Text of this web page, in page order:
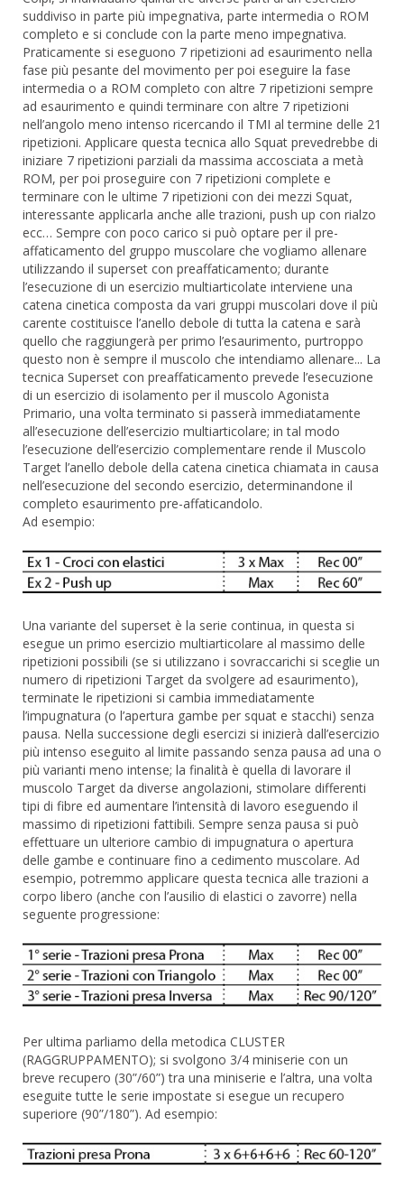
suddiviso in parte più impegnativa, parte intermedia o ROM
completo e si conclude con la parte meno impegnativa.
Praticamente si eseguono 7 ripetizioni ad esaurimento nella
fase più pesante del movimento per poi eseguire la fase
intermedia o a ROM completo con altre 7 ripetizioni sempre
ad esaurimento e quindi terminare con altre 7 ripetizioni
nell’angolo meno intenso ricercando il TMI al termine delle 21
ripetizioni. Applicare questa tecnica allo Squat prevedrebbe di
iniziare 7 ripetizioni parziali da massima accosciata a metà
ROM, per poi proseguire con 7 ripetizioni complete e
terminare con le ultime 7 ripetizioni con dei mezzi Squat,
interessante applicarla anche alle trazioni, push up con rialzo
ecc… Sempre con poco carico si può optare per il pre-
affaticamento del gruppo muscolare che vogliamo allenare
utilizzando il superset con preaffaticamento; durante
l’esecuzione di un esercizio multiarticolate interviene una
catena cinetica composta da vari gruppi muscolari dove il più
carente costituisce l’anello debole di tutta la catena e sarà
quello che raggiungerà per primo l’esaurimento, purtroppo
questo non è sempre il muscolo che intendiamo allenare... La
tecnica Superset con preaffaticamento prevede l’esecuzione
di un esercizio di isolamento per il muscolo Agonista
Primario, una volta terminato si passerà immediatamente
all’esecuzione dell’esercizio multiarticolare; in tal modo
l’esecuzione dell’esercizio complementare rende il Muscolo
Target l’anello debole della catena cinetica chiamata in causa
nell’esecuzione del secondo esercizio, determinandone il
completo esaurimento pre-affaticandolo.
Ad esempio:
Una variante del superset è la serie continua, in questa si
esegue un primo esercizio multiarticolare al massimo delle
ripetizioni possibili (se si utilizzano i sovraccarichi si sceglie un
numero di ripetizioni Target da svolgere ad esaurimento),
terminate le ripetizioni si cambia immediatamente
l’impugnatura (o l’apertura gambe per squat e stacchi) senza
pausa. Nella successione degli esercizi si inizierà dall’esercizio
più intenso eseguito al limite passando senza pausa ad una o
più varianti meno intense; la finalità è quella di lavorare il
muscolo Target da diverse angolazioni, stimolare differenti
tipi di fibre ed aumentare l’intensità di lavoro eseguendo il
massimo di ripetizioni fattibili. Sempre senza pausa si può
effettuare un ulteriore cambio di impugnatura o apertura
delle gambe e continuare fino a cedimento muscolare. Ad
esempio, potremmo applicare questa tecnica alle trazioni a
corpo libero (anche con l’ausilio di elastici o zavorre) nella
seguente progressione:
Per ultima parliamo della metodica CLUSTER
(RAGGRUPPAMENTO); si svolgono 3/4 miniserie con un
breve recupero (30”/60”) tra una miniserie e l’altra, una volta
eseguite tutte le serie impostate si esegue un recupero
superiore (90”/180”). Ad esempio: